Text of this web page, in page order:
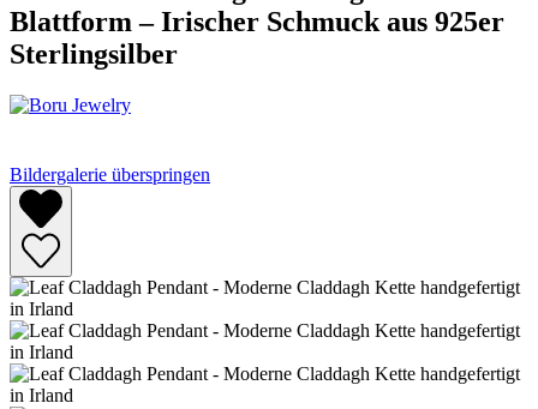
Blattform – Irischer Schmuck aus 925er
Sterlingsilber
Bildergalerie überspringen